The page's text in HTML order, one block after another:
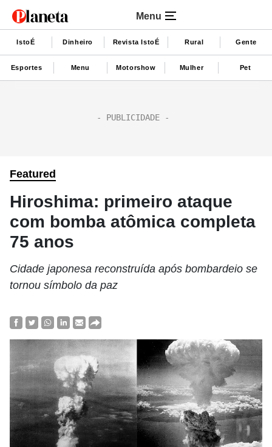
Menu
IstoÉ Dinheiro Revista IstoÉ Rural Gente
Esportes Menu Motorshow Mulher Pet
Featured
Hiroshima: primeiro ataque
com bomba atômica completa
75 anos
Cidade japonesa reconstruída após bombardeio se
tornou símbolo da paz